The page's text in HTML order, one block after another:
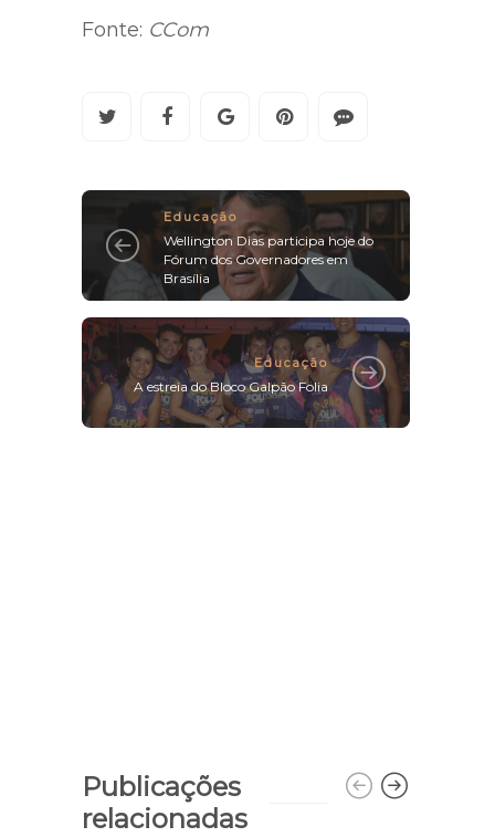
Fonte: CCom
Educação
Wellington Dias participa hoje do
Fórum dos Governadores em
Brasília
Educação
A estreia do Bloco Galpão Folia
Publicações
relacionadas